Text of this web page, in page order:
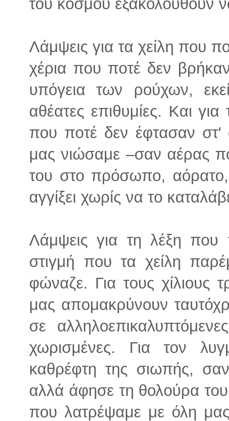
του κόσμου εξακολουθούν
Λάμψεις για τα χείλη που
χέρια που ποτέ δεν
υπόγεια των ρούχων,
αθέατες επιθυμίες. Και
που ποτέ δεν έφτασαν στ'
μας νιώσαμε –σαν αέρας
του στο πρόσωπο,
αγγίξει χωρίς να το
Λάμψεις για τη λέξη που
στιγμή που τα χείλη
φώναζε. Για τους χίλιους
μας απομακρύνουν
σε
χωρισμένες. Για τον
καθρέφτη της σιωπής,
αλλά άφησε τη θολούρα
που λατρέψαμε με όλη